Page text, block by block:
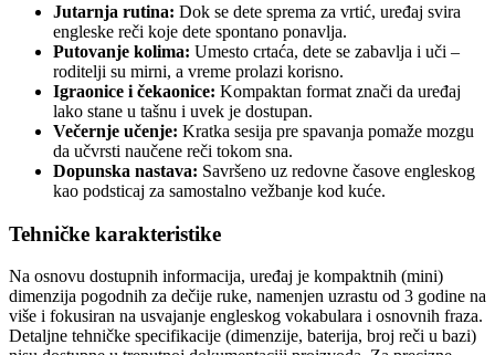
Jutarnja rutina: Dok se dete sprema za vrtić, uređaj svira
engleske reči koje dete spontano ponavlja.
Putovanje kolima: Umesto crtaća, dete se zabavlja i uči –
roditelji su mirni, a vreme prolazi korisno.
Igraonice i čekaonice: Kompaktan format znači da uređaj
lako stane u tašnu i uvek je dostupan.
Večernje učenje: Kratka sesija pre spavanja pomaže mozgu
da učvrsti naučene reči tokom sna.
Dopunska nastava: Savršeno uz redovne časove engleskog
kao podsticaj za samostalno vežbanje kod kuće.
Tehničke karakteristike
Na osnovu dostupnih informacija, uređaj je kompaktnih (mini)
dimenzija pogodnih za dečije ruke, namenjen uzrastu od 3 godine na
više i fokusiran na usvajanje engleskog vokabulara i osnovnih fraza.
Detaljne tehničke specifikacije (dimenzije, baterija, broj reči u bazi)